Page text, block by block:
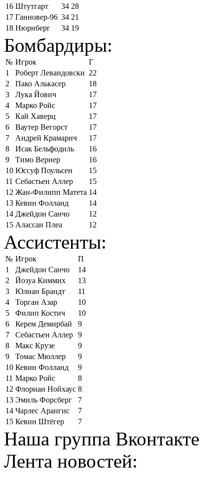
16 Штутгарт 34 28
17 Ганновер-96 34 21
18 Нюрнберг 34 19
Бомбардиры:
№ Игрок
Г
1
Роберт Левандовски 22
2
Пако Алькасер
18
3
Лука Йович
17
4
Марко Ройс
17
5
Кай Хаверц
17
6
Ваутер Вегорст
17
7
Андрей Крамарич
17
8
Исак Бельфодиль
16
9
Тимо Вернер
16
10 Юссуф Поульсен
15
11 Себастьен Аллер
15
12 Жан-Филипп Матета 14
13 Кевин Фолланд
14
14 Джейдон Санчо
12
15 Алассан Плеа 12
Ассистенты:
№ Игрок
П
1
Джейдон Санчо
14
2
Йозуа Киммих
13
3
Юлиан Брандт
11
4
Торган Азар
10
5
Филип Костич
10
6
Керем Демирбай
9
7
Себастьен Аллер 9
8
Макс Крузе
9
9
Томас Мюллер
9
10 Кевин Фолланд
9
11 Марко Ройс
8
12 Флориан Нойхаус 8
13 Эмиль Форсберг
7
14 Чарлес Арангис
7
15 Кевин Штёгер 7
Наша группа Вконтакте
Лента новостей: